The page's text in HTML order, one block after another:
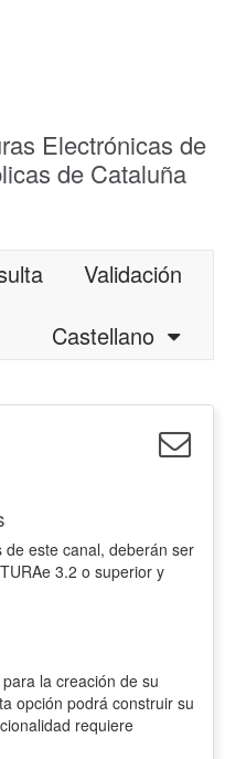
Electrónicas de
de Cataluña
Validación
Castellano
este canal, deberán ser
3.2 o superior y
la creación de su
opción podrá construir su
requiere